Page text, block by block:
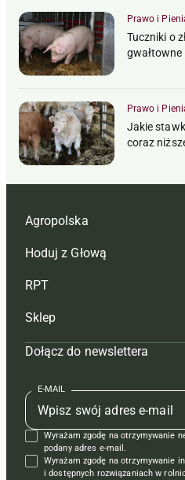
Prawo i
Tuczniki o
gwałtowne
Prawo i
Jakie
coraz
Agropolska
Redakcja
Reklama
Tagi
Mapa serwisu
Kontakt
Regulamin
Polityka prywatności
Hoduj z Głową
Hoduj z głową bydło
Hoduj z głową świnie
Prenumerata
Redakcja
Kontakt
Reklama
RPT
Redakcja
Prenumerata
Reklama
Kontakt
Krzyżówki
Sklep
Czasopisma i prenumerata
Książki
Regulamin
Dołącz do newslettera
E-MAIL
Wyrażam zgodę na otrzymywanie
podany adres e-mail.
Wyrażam zgodę na otrzymywanie
i dostępnych rozwiązaniach w